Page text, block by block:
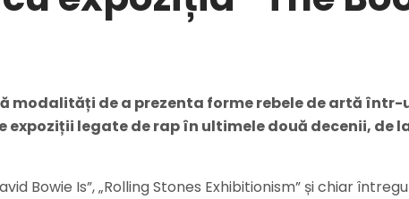
modalități de a prezenta forme rebele de artă
legate de rap în ultimele două decenii, de
Bowie Is”, „Rolling Stones Exhibitionism” și chiar